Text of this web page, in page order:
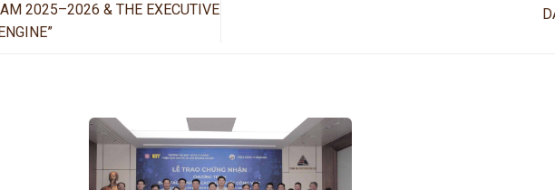
2025–2026 & THE EXECUTIVE